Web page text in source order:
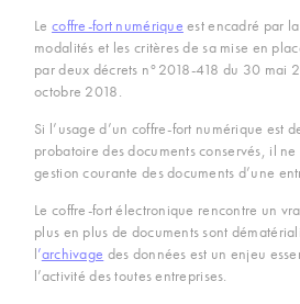
Lecoffre-fort numérique est encadré par
modalités et les critères de sa mise en
par deux décrets n°2018-418 du 30 mai
octobre 2018.
Si l’usage d’un coffre-fort numérique est
probatoire des documents conservés, il
gestion courante des documents d’une
Le coffre-fort électronique rencontre un
plus en plus de documents sont
l’archivage des données est un enjeu
l’activité des toutes entreprises.